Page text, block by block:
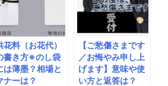
花料（お花代）
書き方※のし袋
は薄墨？相場と
ナーは？
【ご愁傷さまです
／お悔やみ申し上
げます】意味や使
い方と返答は？